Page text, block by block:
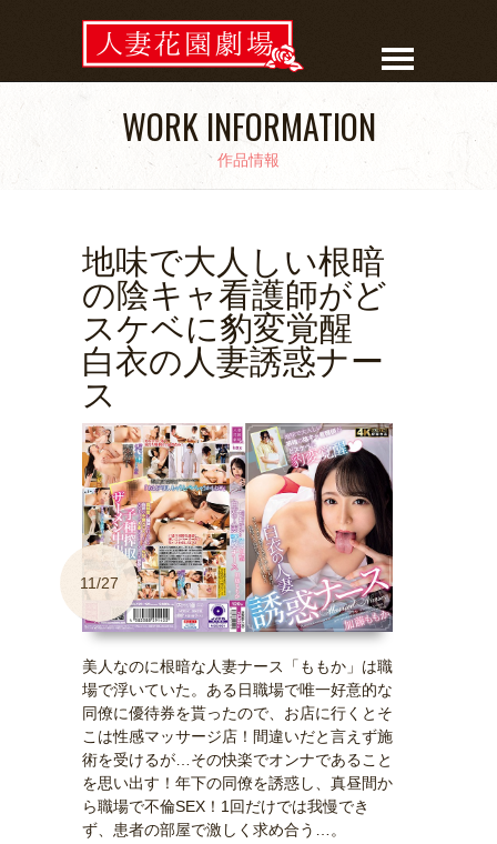
WORK INFORMATION
作品情報
地味で大人しい根暗
の陰キャ看護師がど
スケベに豹変覚醒
白衣の人妻誘惑ナー
ス
11/27
美人なのに根暗な人妻ナース「ももか」は職
場で浮いていた。ある日職場で唯一好意的な
同僚に優待券を貰ったので、お店に行くとそ
こは性感マッサージ店！間違いだと言えず施
術を受けるが…その快楽でオンナであること
を思い出す！年下の同僚を誘惑し、真昼間か
ら職場で不倫SEX！1回だけでは我慢でき
ず、患者の部屋で激しく求め合う…。